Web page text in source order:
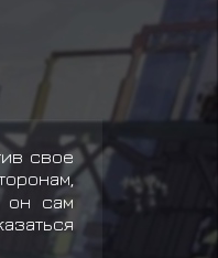
свое
он сам